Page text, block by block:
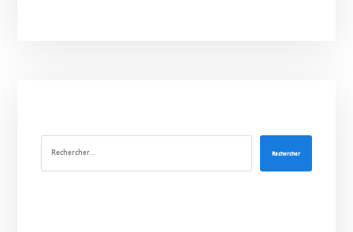
Rechercher